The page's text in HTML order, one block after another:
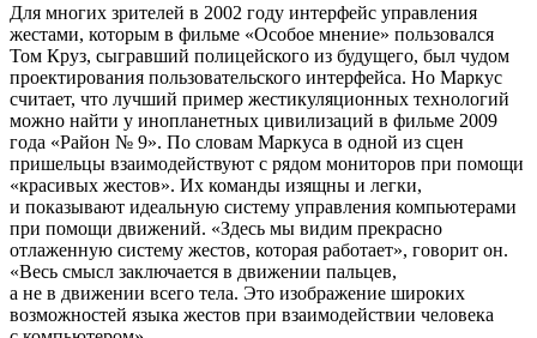
Для многих зрителей в 2002 году интерфейс управления
жестами, которым в фильме «Особое мнение» пользовался
Том Круз, сыгравший полицейского из будущего, был чудом
проектирования пользовательского интерфейса. Но Маркус
считает, что лучший пример жестикуляционных технологий
можно найти у инопланетных цивилизаций в фильме 2009
года «Район № 9». По словам Маркуса в одной из сцен
пришельцы взаимодействуют с рядом мониторов при помощи
«красивых жестов». Их команды изящны и легки,
и показывают идеальную систему управления компьютерами
при помощи движений. «Здесь мы видим прекрасно
отлаженную систему жестов, которая работает», говорит он.
«Весь смысл заключается в движении пальцев,
а не в движении всего тела. Это изображение широких
возможностей языка жестов при взаимодействии человека